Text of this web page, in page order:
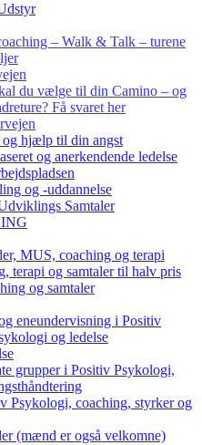
– Walk & Talk – turene
du vælge til din Camino – og
Få svaret her
og hjælp til din angst
og anerkendende ledelse
og -uddannelse
Samtaler
MUS, coaching og terapi
terapi og samtaler til halv pris
og samtaler
eneundervisning i Positiv
og ledelse
grupper i Positiv Psykologi,
Psykologi, coaching, styrker og
(mænd er også velkomne)